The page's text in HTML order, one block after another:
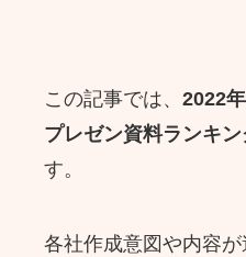
この記事では、2022
プレゼン資料ランキ
す。
各社作成意図や内容